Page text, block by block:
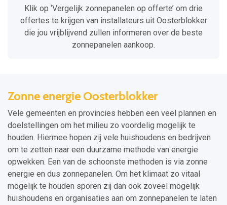
Klik op ‘Vergelijk zonnepanelen op offerte’ om drie
offertes te krijgen van installateurs uit Oosterblokker
die jou vrijblijvend zullen informeren over de beste
zonnepanelen aankoop.
Zonne energie Oosterblokker
Vele gemeenten en provincies hebben een veel plannen en
doelstellingen om het milieu zo voordelig mogelijk te
houden. Hiermee hopen zij vele huishoudens en bedrijven
om te zetten naar een duurzame methode van energie
opwekken. Een van de schoonste methoden is via zonne
energie en dus zonnepanelen. Om het klimaat zo vitaal
mogelijk te houden sporen zij dan ook zoveel mogelijk
huishoudens en organisaties aan om zonnepanelen te laten